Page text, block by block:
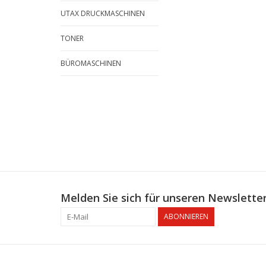
UTAX DRUCKMASCHINEN
TONER
BÜROMASCHINEN
Melden Sie sich für unseren
ABONNIEREN